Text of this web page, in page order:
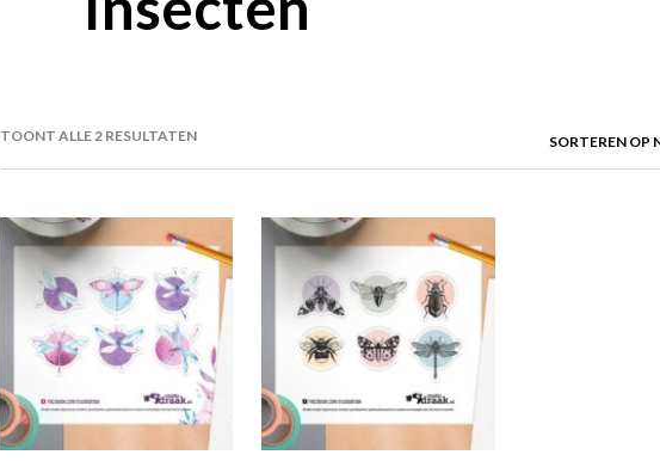
TOONT ALLE 2 RESULTATENGESORTEERD
NIEUWSTE